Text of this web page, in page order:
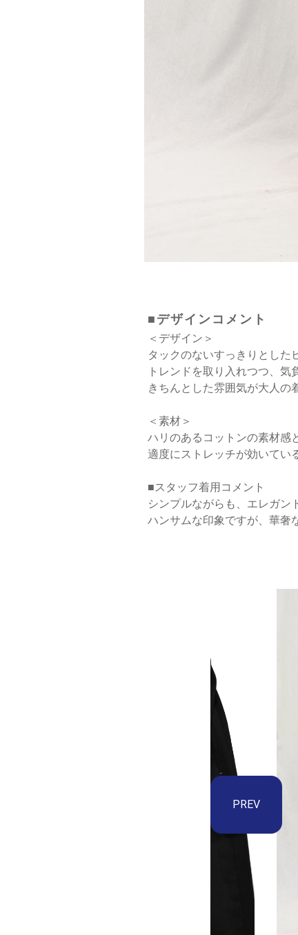
■デザインコメント
＜デザイン＞
タックのないすっきりとした
トレンドを取り入れつつ、気
きちんとした雰囲気が大人の
＜素材＞
ハリのあるコットンの素材感
適度にストレッチが効いてい
■スタッフ着用コメント
シンプルながらも、エレガン
ハンサムな印象ですが、華奢